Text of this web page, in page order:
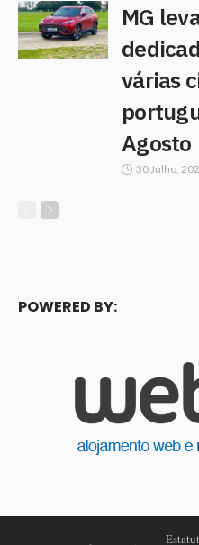
MG
várias
Agosto
30 Julho,
POWERED BY: